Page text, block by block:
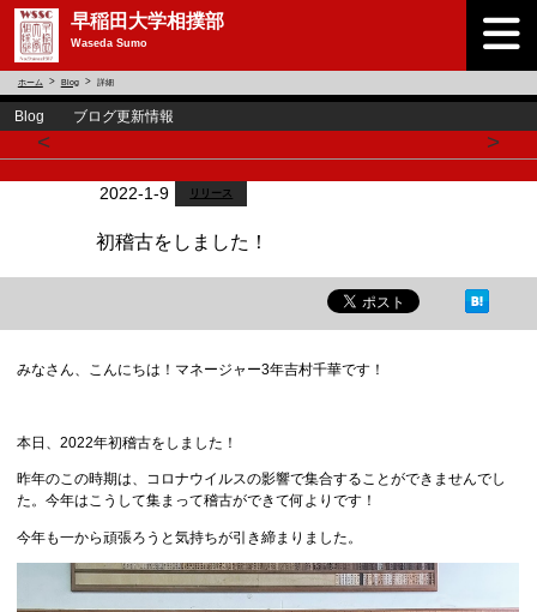
早稲田大学相撲部
Waseda Sumo
ホーム Blog 詳細
Blog ブログ更新情報
< >
2022-1-9 リリース
初稽古をしました！
みなさん、こんにちは！マネージャー3年吉村千華です！
本日、2022年初稽古をしました！
昨年のこの時期は、コロナウイルスの影響で集合することができませんでし
た。今年はこうして集まって稽古ができて何よりです！
今年も一から頑張ろうと気持ちが引き締まりました。